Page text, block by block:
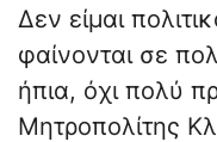
Δεν είμαι
φαίνονται σε
ήπια, όχι πολύ
Μητροπολίτης